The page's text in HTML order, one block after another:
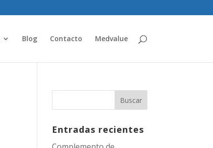
Blog Contacto Medvalue
Entradas recientes